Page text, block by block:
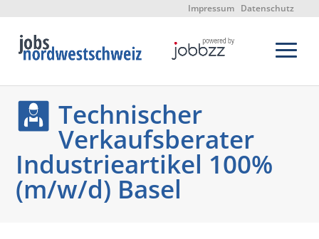
Impressum Datenschutz
Technischer
Verkaufsberater
Industrieartikel 100%
(m/w/d) Basel